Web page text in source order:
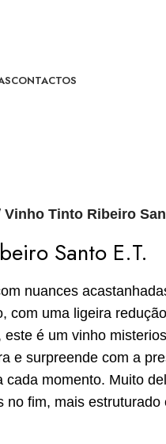
CONTACTOS
Vinho Tinto Ribeiro
Santo E.T.
nuances
com uma ligeira
é um vinho
e surpreende com a
cada momento. Muito
no fim, mais estruturado